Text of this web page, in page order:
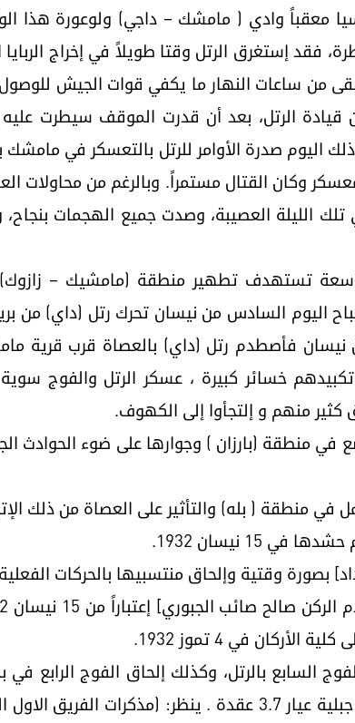
قرية] بريسيا معقباً وادي ( مامشك – داجي) ولوعورة هذا
إستغرق الرتل وقتا طويلاً في إخراج الربايا
من ساعات النهار ما يكفي قوات الجيش
الرتل هجوماً مركزاً من جميع الجوانب في الساعة 14:30، إلا أن قيادة الرتل، بعد أن قدرت الموقف
اليوم صدرة الأوامر للرتل بالتعسكر في مامشك
وكان القتال مستمراً. وبالرغم من محاولات
تلك الليلة العصيبة، وصدت جميع الهجمات
واسعة تستهدف تطهير منطقة (مامشيك –
اليوم السادس من نيسان تحرك رتل (داي) من
فأصطدم رتل (داي) بالعصاة قرب قرية
خسائر كبيرة ، عسكر الرتل والفوج
منطقة (بارزان ) وجوارها على ضوء الحوادث
منطقة ( بله) والتأثير على العصاة من ذلك
نيسان 1932.
في بغداد] بصورة وقتية وإلحاق منتسبيها بالحركات
منطقة (بارزان)
في 4 تموز 1932.
في النصف الثاني من شهر نيسان [1932م] بإلحاق الفوج السابع بالرتل، وكذلك إلحاق الفوج
شهر أيار، وهكذا أصبح رتل (داي) مؤلف من أربعة أفواج مُشاة وبطارية مدفعية جبلية عيار 3.7 عقدة . ينظر: (مذكرات